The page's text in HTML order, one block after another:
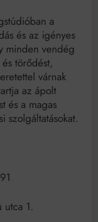
a
és az igényes
minden vendég
törődést,
várnak
az ápolt
és a magas
szolgáltatásokat.
1.